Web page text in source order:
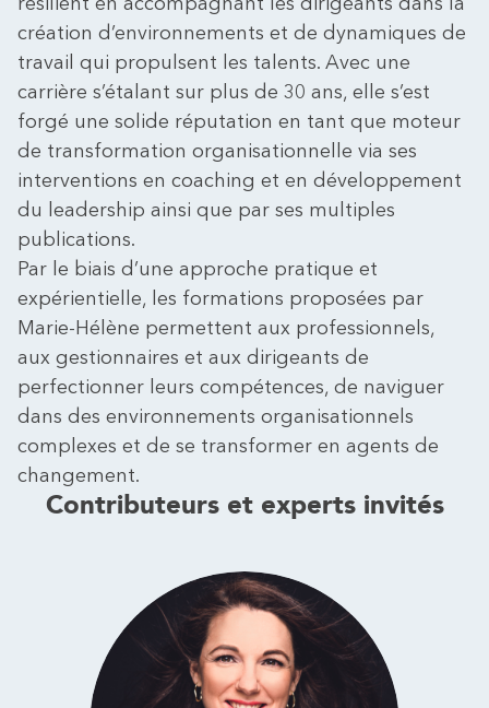
création d’environnements et de dynamiques de
travail qui propulsent les talents. Avec une
carrière s’étalant sur plus de 30 ans, elle s’est
forgé une solide réputation en tant que moteur
de transformation organisationnelle via ses
interventions en coaching et en développement
du leadership ainsi que par ses multiples
publications.
Par le biais d’une approche pratique et
expérientielle, les formations proposées par
Marie-Hélène permettent aux professionnels,
aux gestionnaires et aux dirigeants de
perfectionner leurs compétences, de naviguer
dans des environnements organisationnels
complexes et de se transformer en agents de
changement.
Contributeurs et experts invités